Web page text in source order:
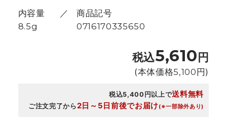
内容量
8.5g
商品記号
0716170335650
税込5,610円
(本体価格5,100円)
税込5,400円以上で送料無料
ご注文完了から2日～5日前後でお届け(※一部除外あり)